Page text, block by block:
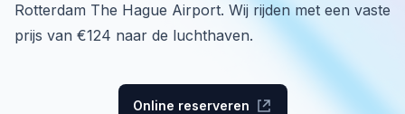
Rotterdam The Hague Airport. Wij rijden met een vaste
prijs van €124 naar de luchthaven.
Online reserveren